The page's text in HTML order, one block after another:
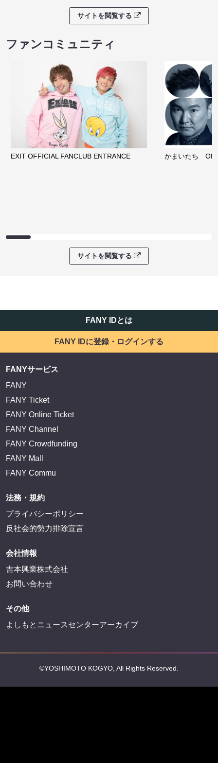
サイトを閲覧する
ファンコミュニティ
EXIT OFFICIAL FANCLUB ENTRANCE かまいたち
サイトを閲覧する
FANY IDとは
FANY IDに登録・ログインする
FANYサービス
FANY
FANY Ticket
FANY Online Ticket
FANY Channel
FANY Crowdfunding
FANY Mall
FANY Commu
法務・規約
プライバシーポリシー
反社会的勢力排除宣言
会社情報
吉本興業株式会社
お問い合わせ
その他
よしもとニュースセンターアーカイブ
©YOSHIMOTO KOGYO, All Rights Reserved.